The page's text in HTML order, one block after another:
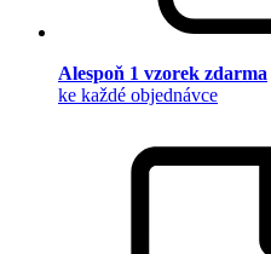
Alespoň 1 vzorek zdarma
ke každé objednávce